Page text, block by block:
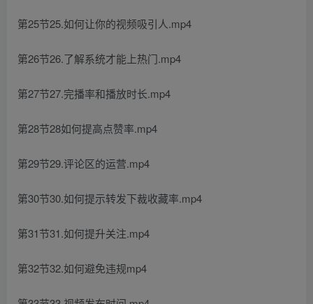
第25节25.如何让你的视频吸引人.mp4
第26节26.了解系统才能上热门.mp4
第27节27.完播率和播放时长.mp4
第28节28如何提高点赞率.mp4
第29节29.评论区的运营.mp4
第30节30.如何提示转发下裁收藏率.mp4
第31节31.如何提升关注.mp4
第32节32.如何避免违规mp4